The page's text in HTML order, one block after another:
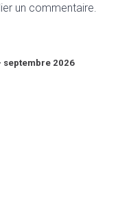
un commentaire.
septembre 2026